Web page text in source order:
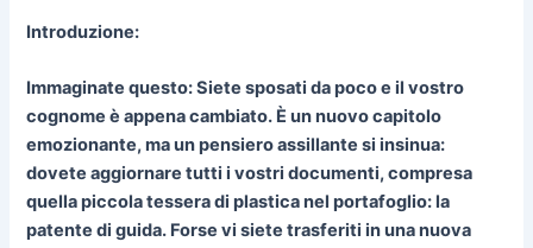
Introduzione:
Immaginate questo: Siete sposati da poco e il vostro
cognome è appena cambiato. È un nuovo capitolo
emozionante, ma un pensiero assillante si insinua:
dovete aggiornare tutti i vostri documenti, compresa
quella piccola tessera di plastica nel portafoglio: la
patente di guida. Forse vi siete trasferiti in una nuova